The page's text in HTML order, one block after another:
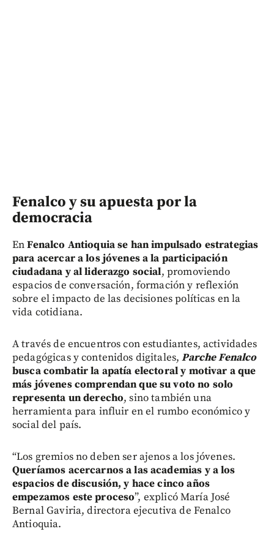
Fenalco y su apuesta por la
democracia
EnFenalco Antioquia se han impulsado estrategias
para acercar a los jóvenes a la participación
ciudadana y al liderazgo social, promoviendo
espacios de conversación, formación y reflexión
sobre el impacto de las decisiones políticas en la
vida cotidiana.
A través de encuentros con estudiantes, actividades
pedagógicas y contenidos digitales, Parche Fenalco
busca combatir la apatía electoral y motivar a que
más jóvenes comprendan que su voto no solo
representa un derecho, sino también una
herramienta para influir en el rumbo económico y
social del país.
“Los gremios no deben ser ajenos a los jóvenes.
Queríamos acercarnos a las academias y a los
espacios de discusión, y hace cinco años
empezamos este proceso”, explicó María José
Bernal Gaviria, directora ejecutiva de Fenalco
Antioquia.